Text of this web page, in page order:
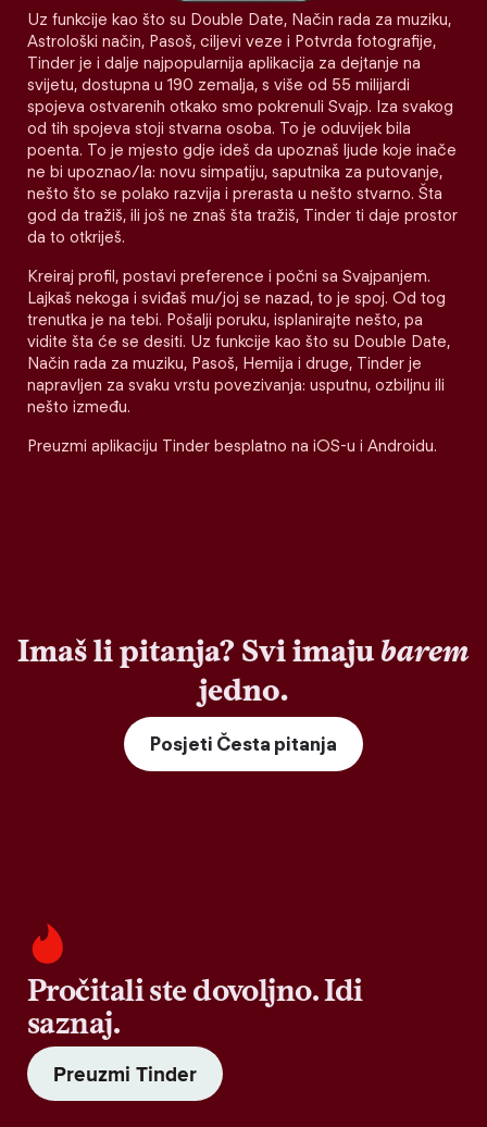
Uz funkcije kao što su Double Date, Način rada za muziku,
Astrološki način, Pasoš, ciljevi veze i Potvrda fotografije,
Tinder je i dalje najpopularnija aplikacija za dejtanje na
svijetu, dostupna u 190 zemalja, s više od 55 milijardi
spojeva ostvarenih otkako smo pokrenuli Svajp. Iza svakog
od tih spojeva stoji stvarna osoba. To je oduvijek bila
poenta. To je mjesto gdje ideš da upoznaš ljude koje inače
ne bi upoznao/la: novu simpatiju, saputnika za putovanje,
nešto što se polako razvija i prerasta u nešto stvarno. Šta
god da tražiš, ili još ne znaš šta tražiš, Tinder ti daje prostor
da to otkriješ.
Kreiraj profil, postavi preference i počni sa Svajpanjem.
Lajkaš nekoga i sviđaš mu/joj se nazad, to je spoj. Od tog
trenutka je na tebi. Pošalji poruku, isplanirajte nešto, pa
vidite šta će se desiti. Uz funkcije kao što su Double Date,
Način rada za muziku, Pasoš, Hemija i druge, Tinder je
napravljen za svaku vrstu povezivanja: usputnu, ozbiljnu ili
nešto između.
Preuzmi aplikaciju Tinder besplatno na iOS-u i Androidu.
Imaš li pitanja? Svi imaju barem
jedno.
Posjeti Česta pitanja
Pročitali ste dovoljno. Idi
saznaj.
Preuzmi Tinder